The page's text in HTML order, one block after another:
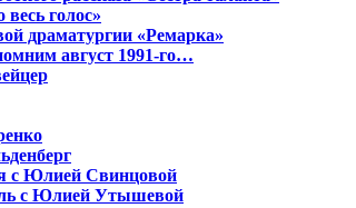
голос»
драматургии «Ремарка»
август 1991-го…
с Юлией Свинцовой
с Юлией Утышевой